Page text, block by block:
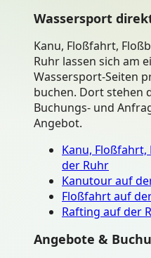
Wassersport
Kanu, Floßfahrt,
Ruhr lassen sich am
Wassersport-Seiten
buchen. Dort stehen
Buchungs- und
Angebot.
Kanu,
der Ruhr
Kanutour auf
Floßfahrt auf
Rafting auf der
Angebote &